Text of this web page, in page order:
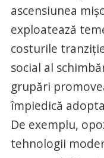
ascensiunea
exploatează
costurile
social al
grupări
împiedică
De exemplu,
tehnologii